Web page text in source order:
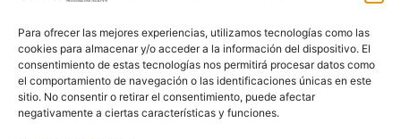
Para ofrecer las mejores experiencias, utilizamos tecnologías como las
cookies para almacenar y/o acceder a la información del dispositivo. El
consentimiento de estas tecnologías nos permitirá procesar datos como
el comportamiento de navegación o las identificaciones únicas en este
sitio. No consentir o retirar el consentimiento, puede afectar
negativamente a ciertas características y funciones.